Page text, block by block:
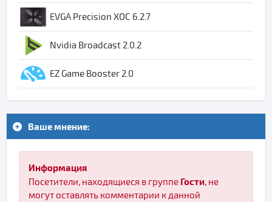
EVGA Precision XOC 6.2.7
Nvidia Broadcast 2.0.2
EZ Game Booster 2.0
Ваше мнение:
Информация
Посетители, находящиеся в группе Гости, не
могут оставлять комментарии к данной